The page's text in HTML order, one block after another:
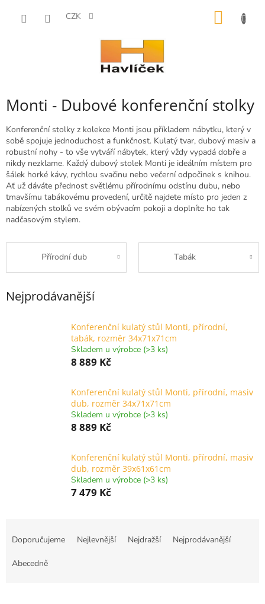
CZK
Monti - Dubové konferenční stolky
Konferenční stolky z kolekce Monti jsou příkladem nábytku, který v
sobě spojuje jednoduchost a funkčnost. Kulatý tvar, dubový masiv a
robustní nohy - to vše vytváří nábytek, který vždy vypadá dobře a
nikdy nezklame. Každý dubový stolek Monti je ideálním místem pro
šálek horké kávy, rychlou svačinu nebo večerní odpočinek s knihou.
Ať už dáváte přednost světlému přírodnímu odstínu dubu, nebo
tmavšímu tabákovému provedení, určitě najdete místo pro jeden z
nabízených stolků ve svém obývacím pokoji a doplníte ho tak
nadčasovým stylem.
Přírodní dub Tabák
Nejprodávanější
Konferenční kulatý stůl Monti, přírodní,
tabák, rozměr 34x71x71cm
Skladem u výrobce (>3 ks)
8 889 Kč
Konferenční kulatý stůl Monti, přírodní, masiv
dub, rozměr 34x71x71cm
Skladem u výrobce (>3 ks)
8 889 Kč
Konferenční kulatý stůl Monti, přírodní, masiv
dub, rozměr 39x61x61cm
Skladem u výrobce (>3 ks)
7 479 Kč
Doporučujeme Nejlevnější Nejdražší Nejprodávanější
Abecedně